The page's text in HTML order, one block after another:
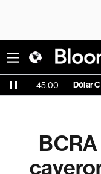
Dólar CCL BYMA